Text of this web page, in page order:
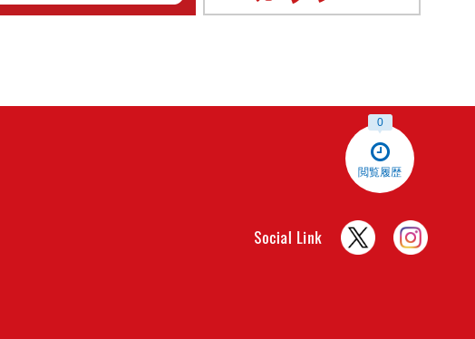
閲覧履歴
0